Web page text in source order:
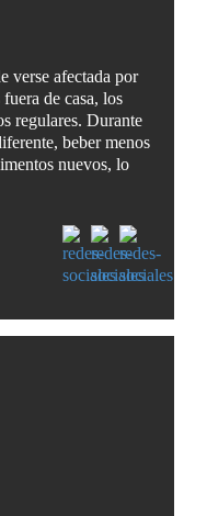
verse afectada por
de casa, los
regulares. Durante
beber menos
nuevos, lo